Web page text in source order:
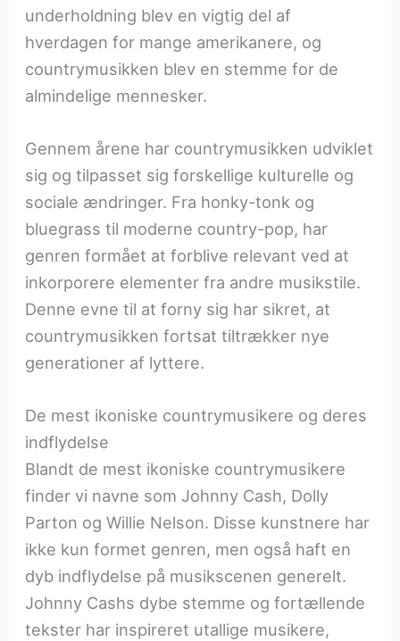
underholdning blev en vigtig del af
hverdagen for mange amerikanere, og
countrymusikken blev en stemme for de
almindelige mennesker.
Gennem årene har countrymusikken udviklet
sig og tilpasset sig forskellige kulturelle og
sociale ændringer. Fra honky-tonk og
bluegrass til moderne country-pop, har
genren formået at forblive relevant ved at
inkorporere elementer fra andre musikstile.
Denne evne til at forny sig har sikret, at
countrymusikken fortsat tiltrækker nye
generationer af lyttere.
De mest ikoniske countrymusikere og deres
indflydelse
Blandt de mest ikoniske countrymusikere
finder vi navne som Johnny Cash, Dolly
Parton og Willie Nelson. Disse kunstnere har
ikke kun formet genren, men også haft en
dyb indflydelse på musikscenen generelt.
Johnny Cashs dybe stemme og fortællende
tekster har inspireret utallige musikere,